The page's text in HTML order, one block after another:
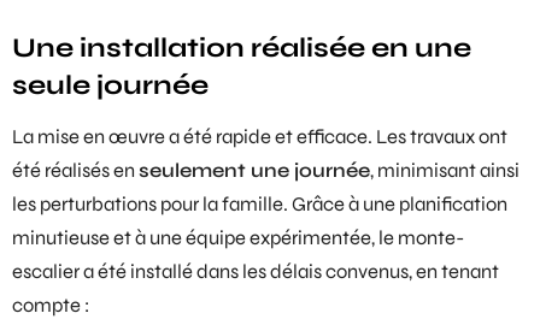
Une installation réalisée en une
seule journée
La mise en œuvre a été rapide et efficace. Les travaux ont
été réalisés en seulement une journée, minimisant ainsi
les perturbations pour la famille. Grâce à une planification
minutieuse et à une équipe expérimentée, le monte-
escalier a été installé dans les délais convenus, en tenant
compte :